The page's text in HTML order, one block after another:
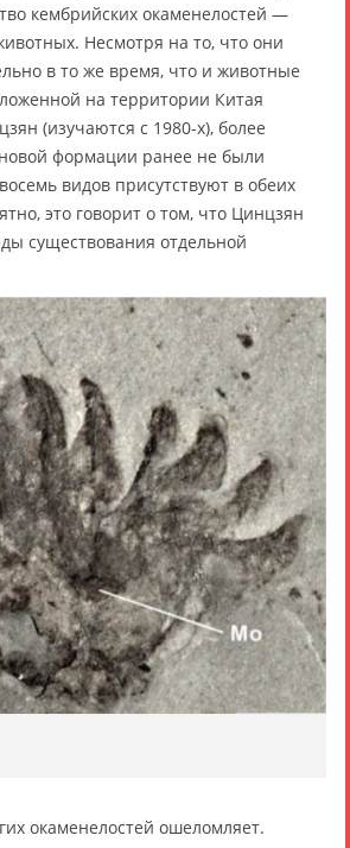
кембрийских окаменелостей —
Несмотря на то, что они
в то же время, что и животные
на территории Китая
(изучаются с 1980-х), более
формации ранее не были
видов присутствуют в обеих
это говорит о том, что Цинцзян
существования отдельной
окаменелостей ошеломляет.